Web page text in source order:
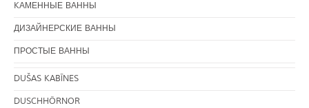
KАМЕННЫЕ ВАННЫ
ДИЗАЙНЕРСКИЕ ВАННЫ
ПРОСТЫЕ ВАННЫ
DUŠAS KABĪNES
DUSCHHÖRNOR